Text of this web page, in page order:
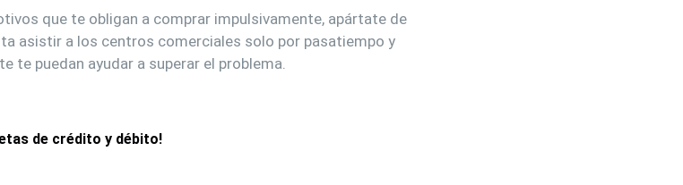
que te obligan a comprar impulsivamente, apártate de
asistir a los centros comerciales solo por pasatiempo y
te puedan ayudar a superar el problema.
de crédito y débito!